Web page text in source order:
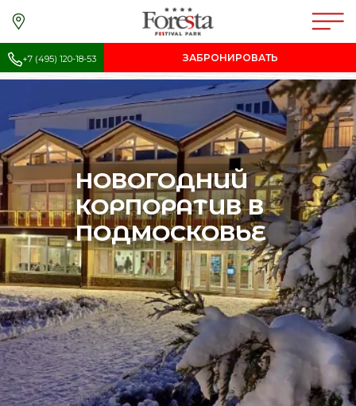
+7 (495) 120-18-53 ЗАБРОНИРОВАТЬ
НОВОГОДНИЙ
КОРПОРАТИВ В
ПОДМОСКОВЬЕ